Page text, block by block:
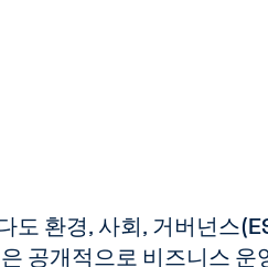
도 환경, 사회, 거버넌스
공개적으로 비즈니스